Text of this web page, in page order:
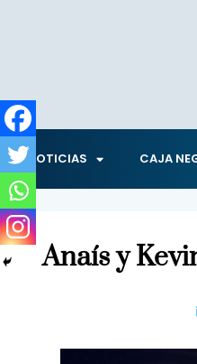
NOTICIAS CAJA
Anaís y